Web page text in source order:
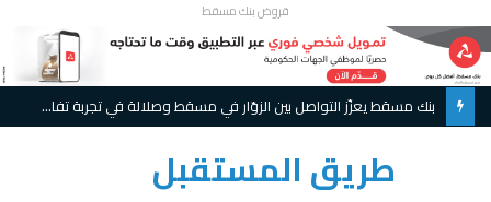
قروض بنك مسقط
بنك مسقط يعزّز التواصل بين الزوّار في مسقط وصلالة في تجربة تفاعلية مبتكرة ويواصل تقديم عروض حصريّة خلال موسم الخريف
طريق المستقبل